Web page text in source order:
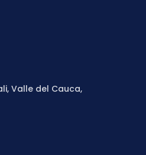
Valle del Cauca,